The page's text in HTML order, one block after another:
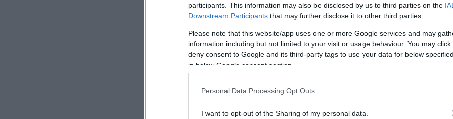
participants. This information may also be disclosed by us to third parties on the
Downstream Participants that may further disclose it to other third parties.
Please note that this website/app uses one or more Google services and may
information including but not limited to your visit or usage behaviour. You may
deny consent to Google and its third-party tags to use your data for below
in below Google consent section.
Personal Data Processing Opt Outs
I want to opt-out of the Sharing of my personal data.